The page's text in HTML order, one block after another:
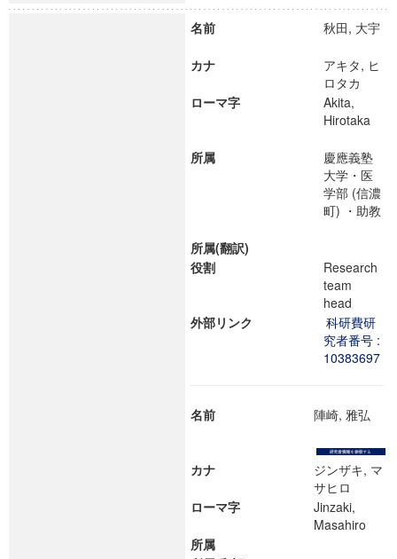
名前 秋田, 大宇
カナ
アキタ, ヒ
ロタカ
ローマ字
Akita,
Hirotaka
所属
慶應義塾
大学・医
学部 (信濃
町) ・助教
所属(翻訳)
役割
Research
team
head
外部リンク
科研費研
究者番号 :
10383697
名前 陣崎, 雅弘
カナ
ジンザキ, マ
サヒロ
ローマ字
Jinzaki,
Masahiro
所属